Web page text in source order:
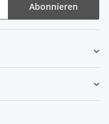
Abonnieren